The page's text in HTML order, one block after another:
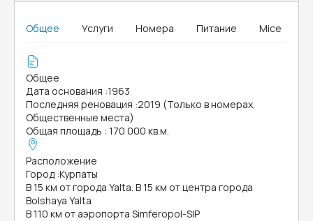
Общее Услуги Номера Питание Mice
Общее
Дата основания :1963
Последняя реновация :2019 (Только в номерах,
Общественные места)
Общая площадь : 170 000 кв.м.
Расположение
Город :Курпаты
В 15 км от города Yalta. В 15 км от центра города
Bolshaya Yalta
В 110 км от аэропорта Simferopol-SIP